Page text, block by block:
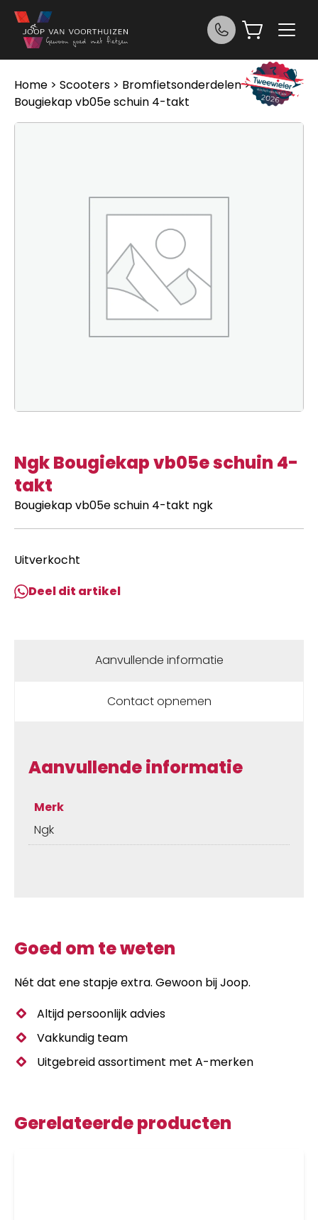
Ga naar de inhoud
Home > Scooters > Bromfietsonderdelen> Ngk
Bougiekap vb05e schuin 4-takt
Ngk Bougiekap vb05e schuin 4-
takt
Bougiekap vb05e schuin 4-takt ngk
Uitverkocht
Deel dit artikel
Aanvullende informatie
Contact opnemen
Aanvullende informatie
Merk
Ngk
Goed om te weten
Nét dat ene stapje extra. Gewoon bij Joop.
Altijd persoonlijk advies
Vakkundig team
Uitgebreid assortiment met A-merken
Gerelateerde producten